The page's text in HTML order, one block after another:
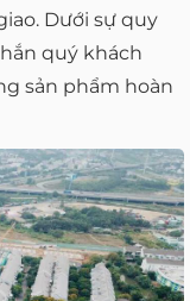
Dưới sự quy
quý khách
sản phẩm hoàn